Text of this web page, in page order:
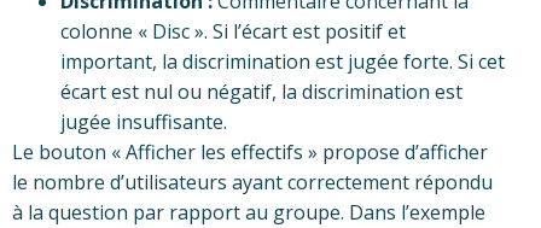
colonne « Disc ». Si l’écart est positif et
important, la discrimination est jugée forte. Si cet
écart est nul ou négatif, la discrimination est
jugée insuffisante.
Le bouton « Afficher les effectifs » propose d’afficher
le nombre d’utilisateurs ayant correctement répondu
à la question par rapport au groupe. Dans l’exemple